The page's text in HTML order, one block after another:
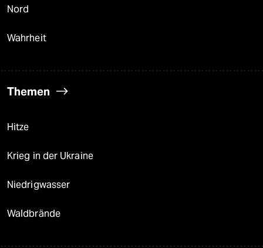
Nord
Wahrheit
Themen
Hitze
Krieg in der Ukraine
Niedrigwasser
Waldbrände